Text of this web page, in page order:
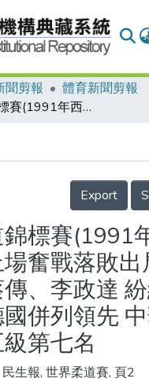
聞剪報
體育新聞剪報
世界柔道錦標賽(1991年西班牙) 周育萍上場奮戰落敗出局 曾小芬、許蔡傳、李政達 紛紛受挫/南韓、德國併列領先 中華吳玫玲名列第五級第七名
Details
Export
標賽(1991
奮戰落敗出
、李政達
併列領先
第七名
民生報, 世界柔道賽, 頁2